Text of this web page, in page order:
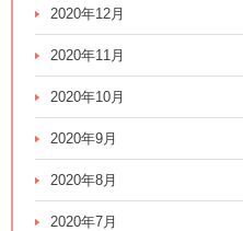
2020年12月
2020年11月
2020年10月
2020年9月
2020年8月
2020年7月